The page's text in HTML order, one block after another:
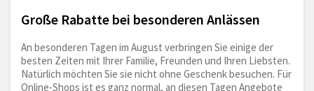
Große Rabatte bei besonderen Anlässen
An besonderen Tagen im August verbringen Sie einige der
besten Zeiten mit Ihrer Familie, Freunden und Ihren Liebsten.
Natürlich möchten Sie sie nicht ohne Geschenk besuchen. Für
Online-Shops ist es ganz normal, an diesen Tagen Angebote